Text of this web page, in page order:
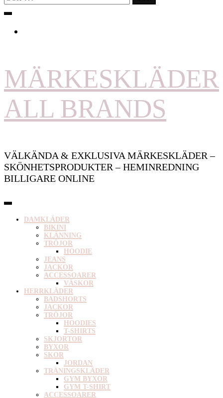
efter:
MÄRKESKLÄDER
ALL BRANDS
VÄLKÄNDA & EXKLUSIVA MÄRKESKLÄDER –
SKÖNHETSPRODUKTER – HEMINREDNING
BILLIGARE ONLINE
DAMKLÄDER
BIKINI
KLÄNNING
TRÖJOR
HOODIE
JEANS
JACKOR
ACCESSOARER
VÄSKOR
HERRKLÄDER
BADSHORTS
JACKOR
TRÖJOR
HOODIES
T-SHIRTS
SKJORTOR
BYXOR
SKOR
JORDAN
TRÄNINGSKLÄDER
GYM BYXOR
GYM T-SHIRT
ACCESSOARER